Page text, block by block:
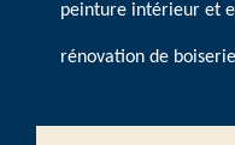
peinture intérieur et
rénovation de